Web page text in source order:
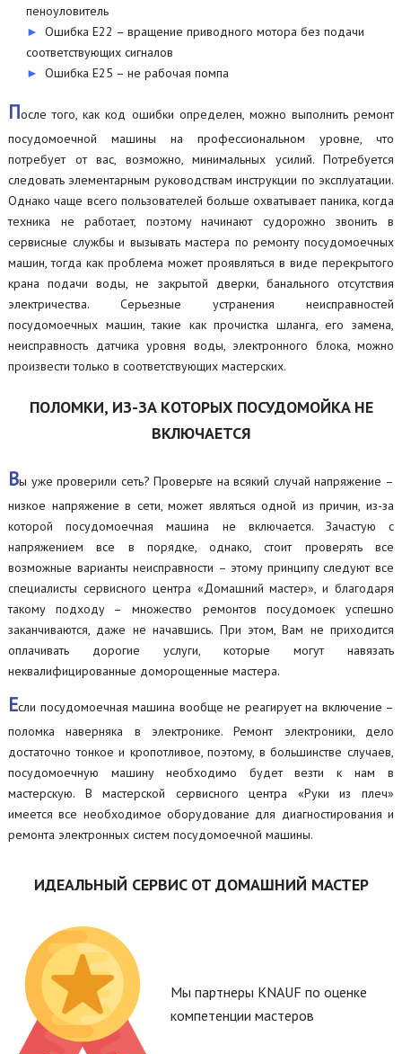
пеноуловитель
Ошибка Е22 – вращение приводного мотора без подачи
соответствующих сигналов
Ошибка Е25 – не рабочая помпа
П осле того, как код ошибки определен, можно выполнить ремонт
посудомоечной машины на профессиональном уровне, что
потребует от вас, возможно, минимальных усилий. Потребуется
следовать элементарным руководствам инструкции по эксплуатации.
Однако чаще всего пользователей больше охватывает паника, когда
техника не работает, поэтому начинают судорожно звонить в
сервисные службы и вызывать мастера по ремонту посудомоечных
машин, тогда как проблема может проявляться в виде перекрытого
крана подачи воды, не закрытой дверки, банального отсутствия
электричества. Серьезные устранения неисправностей
посудомоечных машин, такие как прочистка шланга, его замена,
неисправность датчика уровня воды, электронного блока, можно
произвести только в соответствующих мастерских.
ПОЛОМКИ, ИЗ-ЗА КОТОРЫХ ПОСУДОМОЙКА НЕ
ВКЛЮЧАЕТСЯ
Вы уже проверили сеть? Проверьте на всякий случай напряжение –
низкое напряжение в сети, может являться одной из причин, из-за
которой посудомоечная машина не включается. Зачастую с
напряжением все в порядке, однако, стоит проверять все
возможные варианты неисправности – этому принципу следуют все
специалисты сервисного центра «Домашний мастер», и благодаря
такому подходу – множество ремонтов посудомоек успешно
заканчиваются, даже не начавшись. При этом, Вам не приходится
оплачивать дорогие услуги, которые могут навязать
неквалифицированные доморощенные мастера.
Если посудомоечная машина вообще не реагирует на включение –
поломка наверняка в электронике. Ремонт электроники, дело
достаточно тонкое и кропотливое, поэтому, в большинстве случаев,
посудомоечную машину необходимо будет везти к нам в
мастерскую. В мастерской сервисного центра «Руки из плеч»
имеется все необходимое оборудование для диагностирования и
ремонта электронных систем посудомоечной машины.
ИДЕАЛЬНЫЙ СЕРВИС ОТ ДОМАШНИЙ МАСТЕР
Мы партнеры KNAUF по оценке
компетенции мастеров